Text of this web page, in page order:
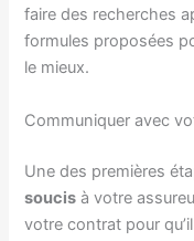
faire des recherches
formules proposées
le mieux.
Communiquer avec
Une des premières
soucis à votre
votre contrat pour